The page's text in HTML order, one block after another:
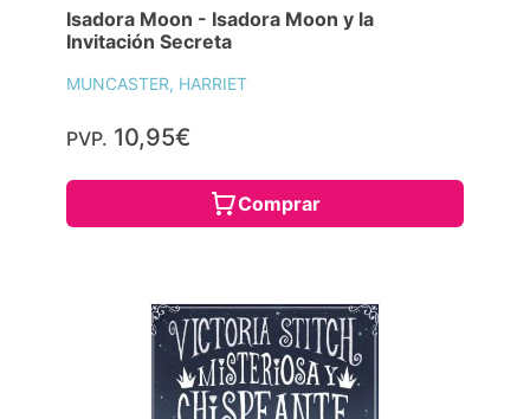
Isadora Moon - Isadora Moon y la
Invitación Secreta
MUNCASTER, HARRIET
PVP. 10,95€
Comprar